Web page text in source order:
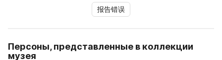
报告错误
Персоны, представленные в коллекции
музея